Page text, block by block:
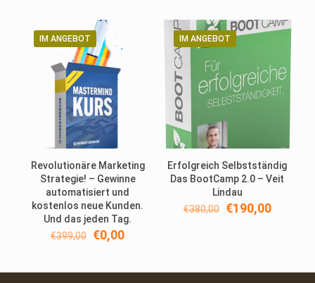
€69,00
€39,00.
€109,00€69,00.
IM ANGEBOT
Revolutionäre Marketing
Strategie! – Gewinne
automatisiert und
kostenlos neue Kunden.
Und das jeden Tag.
€399,00 Ursprünglicher
€399,00
€0,00Aktueller
€0,00.
IM ANGEBOT
Erfolgreich Selbstständig
Das BootCamp 2.0 – Veit
Lindau
€380,00 Ursprünglicher
€190,00